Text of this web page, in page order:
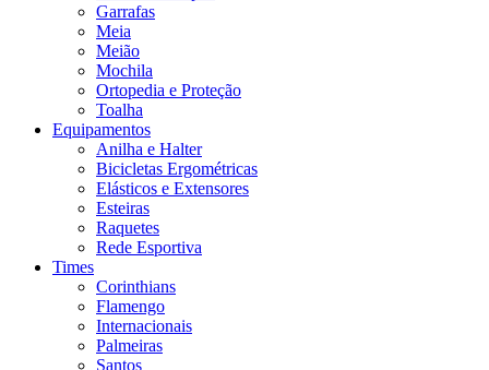
Garrafas
Meia
Meião
Mochila
Ortopedia e Proteção
Toalha
Equipamentos
Anilha e Halter
Bicicletas Ergométricas
Elásticos e Extensores
Esteiras
Raquetes
Rede Esportiva
Times
Corinthians
Flamengo
Internacionais
Palmeiras
Santos